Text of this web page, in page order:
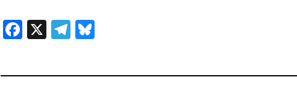
Facebook
X Telegram